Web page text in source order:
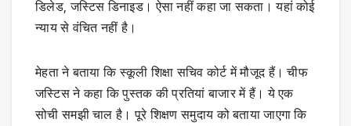
डिलेड, जस्टिस डिनाइड। ऐसा नहीं कहा जा सकता। यहां कोई
न्याय से वंचित नहीं है।
मेहता ने बताया कि स्कूली शिक्षा सचिव कोर्ट में मौजूद हैं। चीफ
जस्टिस ने कहा कि पुस्तक की प्रतियां बाजार में हैं। ये एक
सोची समझी चाल है। पूरे शिक्षण समुदाय को बताया जाएगा कि